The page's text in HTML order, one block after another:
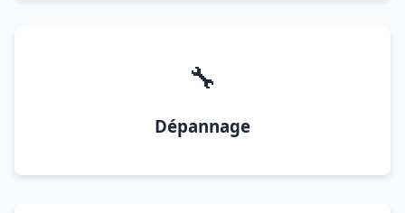
🔧
Dépannage